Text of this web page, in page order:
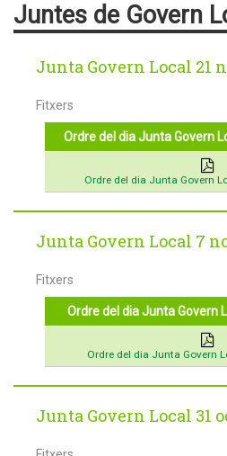
Juntes de Govern
Junta Govern Local 21
Fitxers
Ordre del dia Junta Govern
Ordre del dia Junta Govern
Junta Govern Local 7
Fitxers
Ordre del dia Junta Govern
Ordre del dia Junta Govern
Junta Govern Local 31